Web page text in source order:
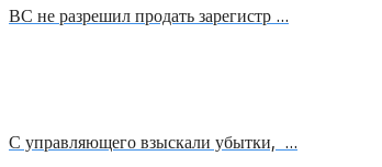
ВС не разрешил продать зарегистр …
С управляющего взыскали убытки, …